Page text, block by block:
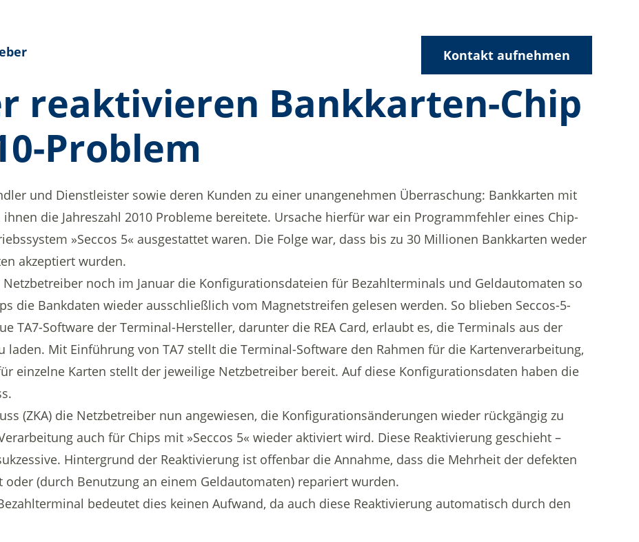
Kontakt aufnehmen
reaktivieren Bankkarten-Chip
Problem
und Dienstleister sowie deren Kunden zu einer unangenehmen Überraschung: Bankkarten mit
die Jahreszahl 2010 Probleme bereitete. Ursache hierfür war ein Programmfehler eines Chip-
»Seccos 5« ausgestattet waren. Die Folge war, dass bis zu 30 Millionen Bankkarten weder
akzeptiert wurden.
noch im Januar die Konfigurationsdateien für Bezahlterminals und Geldautomaten so
die Bankdaten wieder ausschließlich vom Magnetstreifen gelesen werden. So blieben Seccos-5-
TA7-Software der Terminal-Hersteller, darunter die REA Card, erlaubt es, die Terminals aus der
laden. Mit Einführung von TA7 stellt die Terminal-Software den Rahmen für die Kartenverarbeitung,
einzelne Karten stellt der jeweilige Netzbetreiber bereit. Auf diese Konfigurationsdaten haben die
(ZKA) die Netzbetreiber nun angewiesen, die Konfigurationsänderungen wieder rückgängig zu
auch für Chips mit »Seccos 5« wieder aktiviert wird. Diese Reaktivierung geschieht –
Hintergrund der Reaktivierung ist offenbar die Annahme, dass die Mehrheit der defekten
(durch Benutzung an einem Geldautomaten) repariert wurden.
bedeutet dies keinen Aufwand, da auch diese Reaktivierung automatisch durch den